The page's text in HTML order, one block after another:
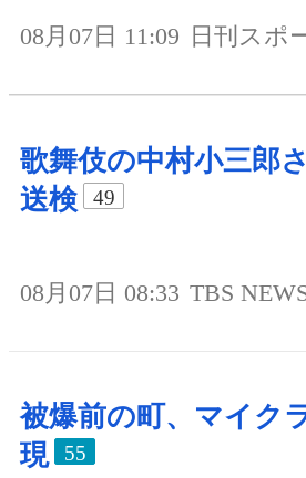
08月07日 11:09 日刊スポ
歌舞伎の中村小三郎
送検
49
08月07日 08:33 TBS
被爆前の町、マイク
現
55